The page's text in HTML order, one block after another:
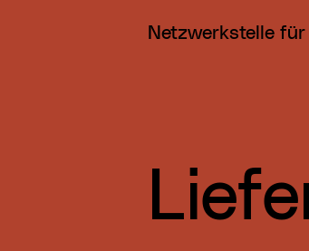
Netzwerkstelle